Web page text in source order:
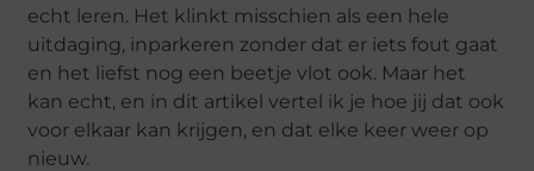
echt leren. Het klinkt misschien als een hele
uitdaging, inparkeren zonder dat er iets fout gaat
en het liefst nog een beetje vlot ook. Maar het
kan echt, en in dit artikel vertel ik je hoe jij dat ook
voor elkaar kan krijgen, en dat elke keer weer op
nieuw.